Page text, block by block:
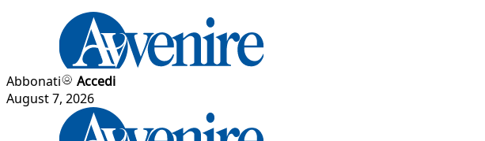
Abbonati
Accedi
August 7, 2026